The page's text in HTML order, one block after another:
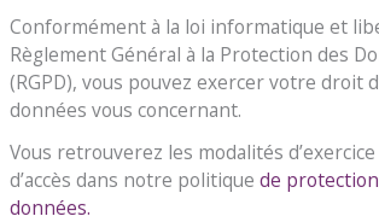
Conformément à la loi informatique et
Règlement Général à la Protection des
(RGPD), vous pouvez exercer votre droit
données vous concernant.
Vous retrouverez les modalités
d’accès dans notre politiquede
données.